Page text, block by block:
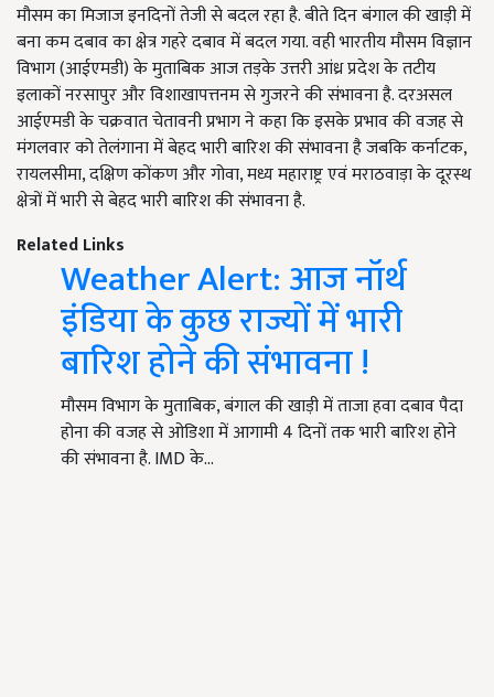
मौसम का मिजाज इनदिनों तेजी से बदल रहा है. बीते दिन बंगाल की खाड़ी में
बना कम दबाव का क्षेत्र गहरे दबाव में बदल गया. वही भारतीय मौसम विज्ञान
विभाग (आईएमडी) के मुताबिक आज तड़के उत्तरी आंध्र प्रदेश के तटीय
इलाकों नरसापुर और विशाखापत्तनम से गुजरने की संभावना है. दरअसल
आईएमडी के चक्रवात चेतावनी प्रभाग ने कहा कि इसके प्रभाव की वजह से
मंगलवार को तेलंगाना में बेहद भारी बारिश की संभावना है जबकि कर्नाटक,
रायलसीमा, दक्षिण कोंकण और गोवा, मध्य महाराष्ट्र एवं मराठवाड़ा के दूरस्थ
क्षेत्रों में भारी से बेहद भारी बारिश की संभावना है.
Related Links
Weather Alert: आज नॉर्थ
इंडिया के कुछ राज्यों में भारी
बारिश होने की संभावना !
मौसम विभाग के मुताबिक, बंगाल की खाड़ी में ताजा हवा दबाव पैदा
होना की वजह से ओडिशा में आगामी 4 दिनों तक भारी बारिश होने
की संभावना है. IMD के…